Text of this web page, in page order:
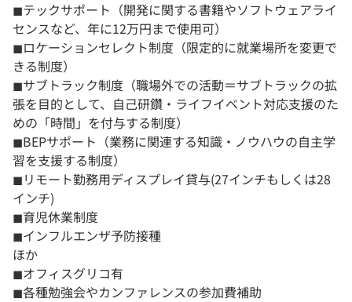
◼︎テックサポート（開発に関する書籍やソフトウェアライ
センスなど、年に12万円まで使用可）
◼︎ロケーションセレクト制度（限定的に就業場所を変更で
きる制度）
◼︎サブトラック制度（職場外での活動＝サブトラックの拡
張を目的として、自己研鑽・ライフイベント対応支援のた
めの「時間」を付与する制度）
◼︎BEPサポート（業務に関連する知識・ノウハウの自主学
習を支援する制度）
◼︎リモート勤務用ディスプレイ貸与(27インチもしくは28
インチ)
◼︎育児休業制度
◼︎インフルエンザ予防接種
ほか
◼︎オフィスグリコ有
◼︎各種勉強会やカンファレンスの参加費補助